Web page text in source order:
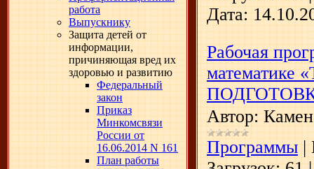
работа
Выпускнику
Защита детей от
информации,
причиняющая вред их
здоровью и развитию
Федеральный
закон
Приказ
Минкомсвязи
России от
16.06.2014 N 161
План работы
Дата:
Рабочая
математике
Автор:
Программы |